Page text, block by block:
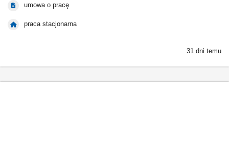
umowa o pracę
praca stacjonarna
31 dni temu